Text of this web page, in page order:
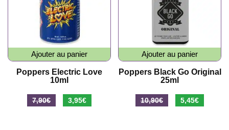
Ajouter au panier
Poppers Electric Love
10ml
7,90€
Le3,95€
Ajouter au panier
Poppers Black Go Original
25ml
10,90€
Le5,45€